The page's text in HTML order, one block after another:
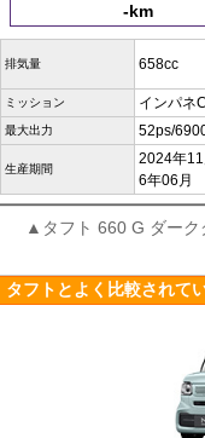
-km
排気量 658cc
ミッション インパネ
最大出力 52ps/
生産期間
2024年
6年06月
▲タフト 660 G ダーク
タフトとよく比較されて